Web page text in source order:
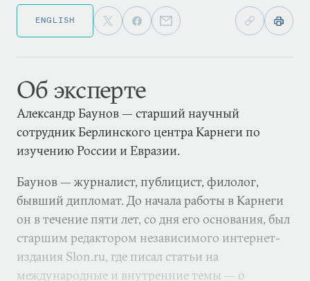
ENGLISH
Об эксперте
Александр Баунов — старший научный
сотрудник Берлинского центра Карнеги по
изучению России и Евразии.
Баунов — журналист, публицист, филолог,
бывший дипломат. До начала работы в Карнеги
он в течение пяти лет, со дня его основания, был
старшим редактором независимого интернет-
издания Slon.ru, где писал статьи на
международные и внутренние темы — о